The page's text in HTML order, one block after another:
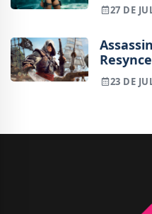
27 DE
a pior
23 DE